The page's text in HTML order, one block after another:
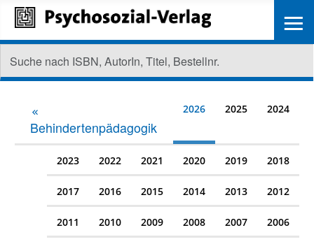
Behindertenpädagogik
2026 2025 2024
2023 2022 2021 2020 2019 2018
2017 2016 2015 2014 2013 2012
2011 2010 2009 2008 2007 2006
≡